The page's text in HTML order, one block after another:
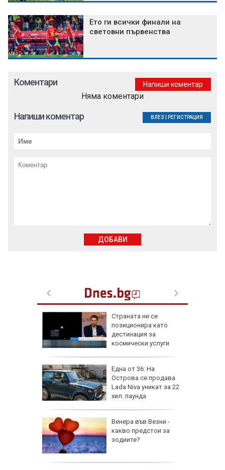
Ето ги всички финали на
световни първенства
Страната ни се
позиционира като
дестинация за
космически услуги
Една от 36: На
Острова се продава
Lada Niva уникат за 22
хил. паунда
Венера във Везни -
какво предстои за
зодиите?
Коментари Напиши коментар
Няма коментари
Напиши коментар ВЛЕЗ РЕГИСТРАЦИЯ
ДОБАВИ